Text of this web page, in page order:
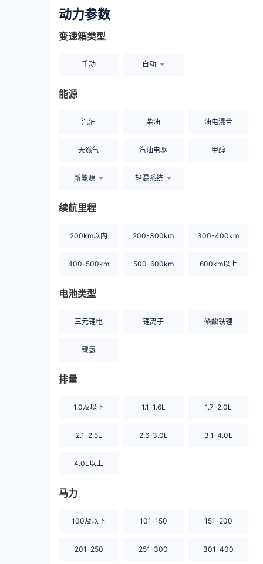
动力参数
变速箱类型
手动 自动
能源
汽油 柴油 油电混合
天然气 汽油电驱 甲醇
新能源 轻混系统
续航里程
200km以内 200-300km 300-400km
400-500km 500-600km 600km以上
电池类型
三元锂电 锂离子 磷酸铁锂
镍氢
排量
1.0及以下 1.1-1.6L 1.7-2.0L
2.1-2.5L 2.6-3.0L 3.1-4.0L
4.0L以上
马力
100及以下 101-150 151-200
201-250 251-300 301-400